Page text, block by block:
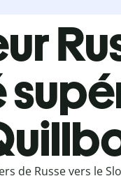
de Russe vers le